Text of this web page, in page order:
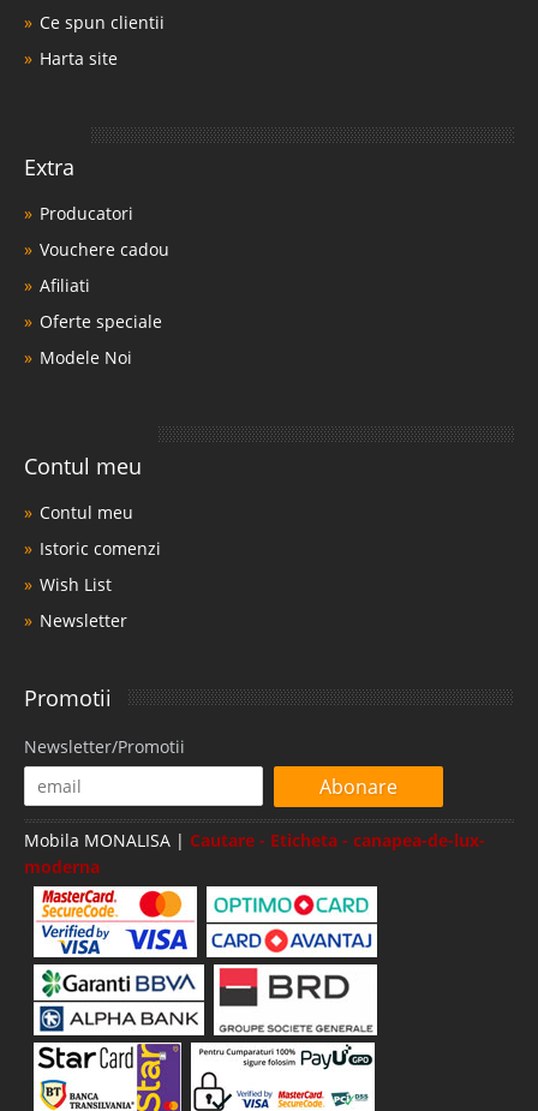
Ce spun clientii
Harta site
Extra
Producatori
Vouchere cadou
Afiliati
Oferte speciale
Modele Noi
Contul meu
Contul meu
Istoric comenzi
Wish List
Newsletter
Promotii
Newsletter/Promotii
Abonare
Mobila MONALISA | Cautare - Eticheta - canapea-de-lux-
moderna